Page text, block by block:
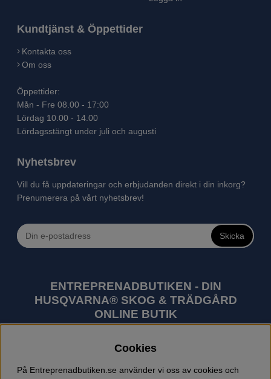
Kundtjänst & Öppettider
Kontakta oss
Om oss
Öppettider:
Mån - Fre 08.00 - 17:00
Lördag 10.00 - 14.00
Lördagsstängt under juli och augusti
Nyhetsbrev
Vill du få uppdateringar och erbjudanden direkt i din inkorg?
Prenumerera på vårt nyhetsbrev!
Skicka
ENTREPRENADBUTIKEN - DIN
HUSQVARNA® SKOG & TRÄDGÅRD
ONLINE BUTIK
utomhusprodukter som skogsmaskiner och
trädgårdsmaskiner. I sortimentet finns bl.a. robotgräsklippare,
Cookies
På Entreprenadbutiken.se använder vi oss av cookies och